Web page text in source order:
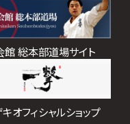
館 総本部道場サイト
オフィシャルショップ